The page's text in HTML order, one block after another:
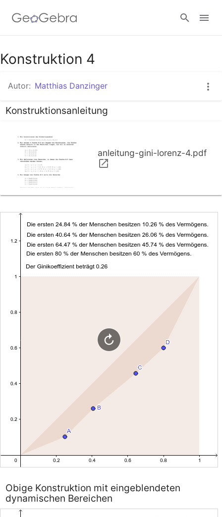
Google Classroom
GeoGebra Classroom
Konstruktion 4
Autor: Matthias Danzinger
Konstruktionsanleitung
anleitung-gini-lorenz-4.pdf
Obige Konstruktion mit eingeblendeten
dynamischen Bereichen